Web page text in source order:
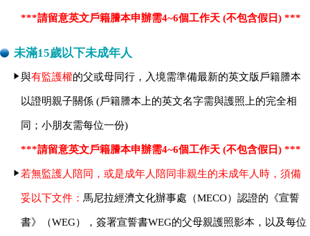
***請留意英文戶籍謄本申辦需4~6個工作天 (不包含假日) ***
未滿15歲以下未成年人
與有監護權的父或母同行，入境需準備最新的英文版戶籍謄本
以證明親子關係 (戶籍謄本上的英文名字需與護照上的完全相
同；小朋友需每位一份)
***請留意英文戶籍謄本申辦需4~6個工作天 (不包含假日) ***
若無監護人陪同，或是成年人陪同非親生的未成年人時，須備
妥以下文件： 馬尼拉經濟文化辦事處（MECO）認證的《宣誓
書》（WEG），簽署宣誓書WEG的父母親護照影本，以及每位